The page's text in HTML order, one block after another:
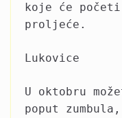
koje će
proljeće.
Lukovice
U oktobru
poput